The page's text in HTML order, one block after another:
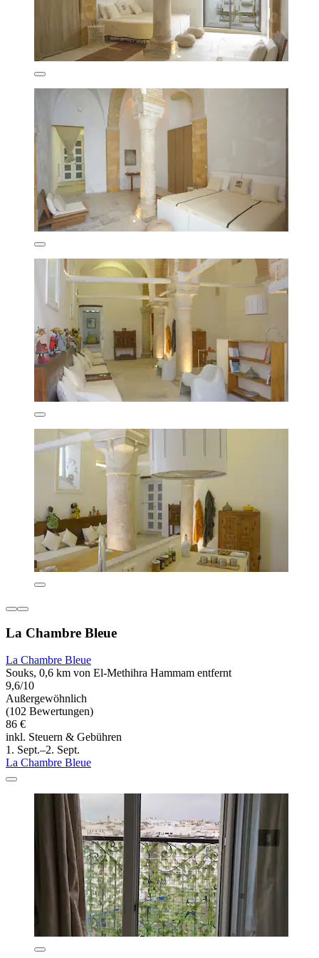
La Chambre Bleue
La Chambre Bleue
Souks, 0,6 km von El-Methihra Hammam entfernt
9,6/10
Außergewöhnlich
(102 Bewertungen)
86 €
inkl. Steuern & Gebühren
1. Sept.–2. Sept.
La Chambre Bleue